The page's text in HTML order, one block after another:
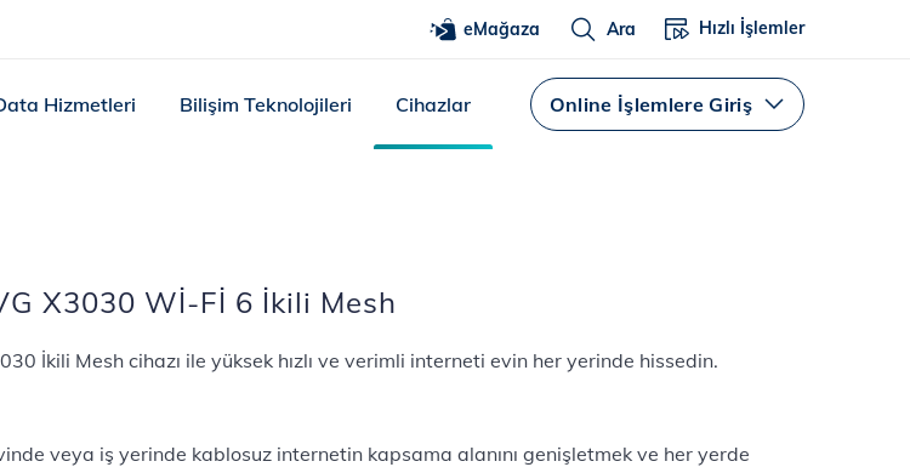
eMağaza Ara Hızlı İşlemler
Hizmetleri Bilişim Teknolojileri Cihazlar Online İşlemlere Giriş
X3030 Wİ-Fİ 6 İkili Mesh
İkili Mesh cihazı ile yüksek hızlı ve verimli interneti evin her yerinde hissedin.
veya iş yerinde kablosuz internetin kapsama alanını genişletmek ve her yerde